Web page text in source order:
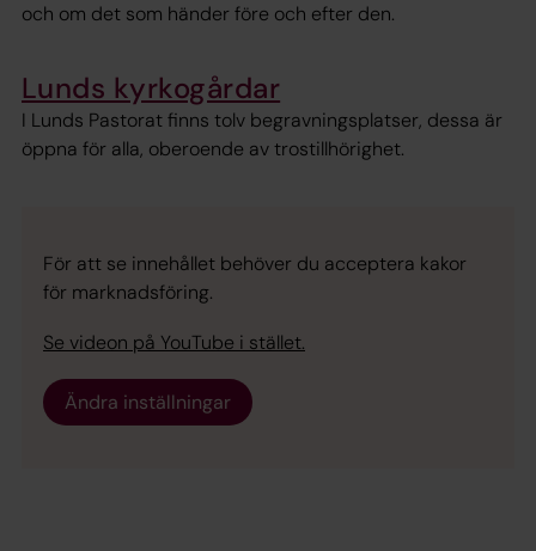
och om det som händer före och efter den.
Lunds kyrkogårdar
I Lunds Pastorat finns tolv begravningsplatser, dessa är
öppna för alla, oberoende av trostillhörighet.
För att se innehållet behöver du acceptera kakor
för marknadsföring.
Se videon på YouTube i stället.
Ändra inställningar